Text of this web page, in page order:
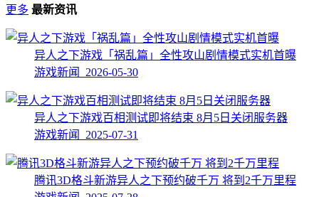
更多 最新资讯
异人之下游戏「祸乱篇」全性攻山剧情模式实机首曝
游戏新闻 2026-05-30
异人之下游戏百相测试即将结束 8月5日关闭服务器
游戏新闻 2025-07-31
腾讯3D格斗新游异人之下预约破千万 将到2千万里程